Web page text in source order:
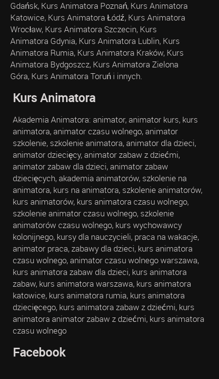
Gdańsk, Kurs Animatora Poznań, Kurs Animatora
Katowice, Kurs Animatora Łódź, Kurs Animatora
Wrocław, Kurs Animatora Szczecin, Kurs
Animatora Gdynia, Kurs Animatora Lublin, Kurs
Animatora Rumia, Kurs Animatora Kraków, Kurs
Animatora Bydgoszcz, Kurs Animatora Zielona
Góra, Kurs Animatora Toruń i innych.
Kurs Animatora
Akademia Animatora: animator, animator kurs, kurs
animatora, animator czasu wolnego, animator
szkolenie, szkolenie animatora, animator dla dzieci,
animator dziecięcy, animator zabaw z dziećmi,
animator zabaw dla dzieci, animator zabaw
dziecięcych, akademia animatorów, szkolenie na
animatora, kurs na animatora, szkolenie animatorów,
kurs animatorów, kurs animatora czasu wolnego,
szkolenie animator czasu wolnego, szkolenie
animatorów czasu wolnego, kurs wychowawcy
kolonijnego, kursy dla nauczycieli, praca na wakacje,
animator praca, zabawy dla dzieci, kurs animatora
czasu wolnego, animator czasu wolnego warszawa,
kurs animatora zabaw dla dzieci, kurs animatora
zabaw, kurs animatora warszawa, kurs animatora
katowice, kurs animatora rumia, kurs animatora
dziecięcego, kurs animatora zabaw z dziećmi, kurs
animatora animator zabaw z dziećmi, kurs animatora
czasu wolnego
Facebook